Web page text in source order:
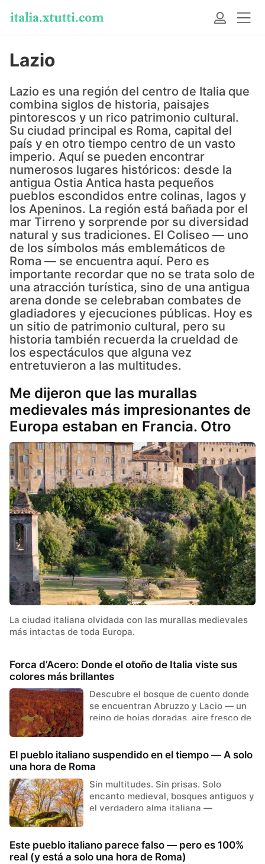
Lazio
Lazio es una región del centro de Italia que
combina siglos de historia, paisajes
pintorescos y un rico patrimonio cultural.
Su ciudad principal es Roma, capital del
país y en otro tiempo centro de un vasto
imperio. Aquí se pueden encontrar
numerosos lugares históricos: desde la
antigua Ostia Antica hasta pequeños
pueblos escondidos entre colinas, lagos y
los Apeninos. La región está bañada por el
mar Tirreno y sorprende por su diversidad
natural y sus tradiciones. El Coliseo — uno
de los símbolos más emblemáticos de
Roma — se encuentra aquí. Pero es
importante recordar que no se trata solo de
una atracción turística, sino de una antigua
arena donde se celebraban combates de
gladiadores y ejecuciones públicas. Hoy es
un sitio de patrimonio cultural, pero su
historia también recuerda la crueldad de
los espectáculos que alguna vez
entretuvieron a las multitudes.
Me dijeron que las murallas
medievales más impresionantes de
Europa estaban en Francia. Otro
juraba que en España.
La ciudad italiana olvidada con las murallas medievales
más intactas de toda Europa.
Forca d’Acero: Donde el otoño de Italia viste sus
colores más brillantes
Descubre el bosque de cuento donde
se encuentran Abruzzo y Lacio — un
reino de hojas doradas, aire fresco de
El pueblo italiano suspendido en el tiempo — A solo
una hora de Roma
Sin multitudes. Sin prisas. Solo
encanto medieval, bosques antiguos y
el verdadero alma italiana —
Este pueblo italiano parece falso — pero es 100%
real (y está a solo una hora de Roma)